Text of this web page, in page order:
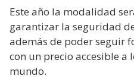
Este año la modalidad
garantizar la seguridad
además de poder seguir
con un precio accesible a
mundo.